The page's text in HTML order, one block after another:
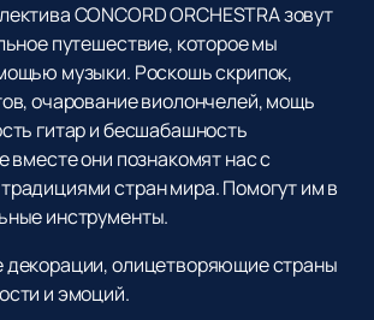
CONCORD ORCHESTRA зовут
путешествие, которое мы
музыки. Роскошь скрипок,
очарование виолончелей, мощь
гитар и бесшабашность
вместе они познакомят нас с
стран мира. Помогут им в
инструменты.
декорации, олицетворяющие страны
и эмоций.